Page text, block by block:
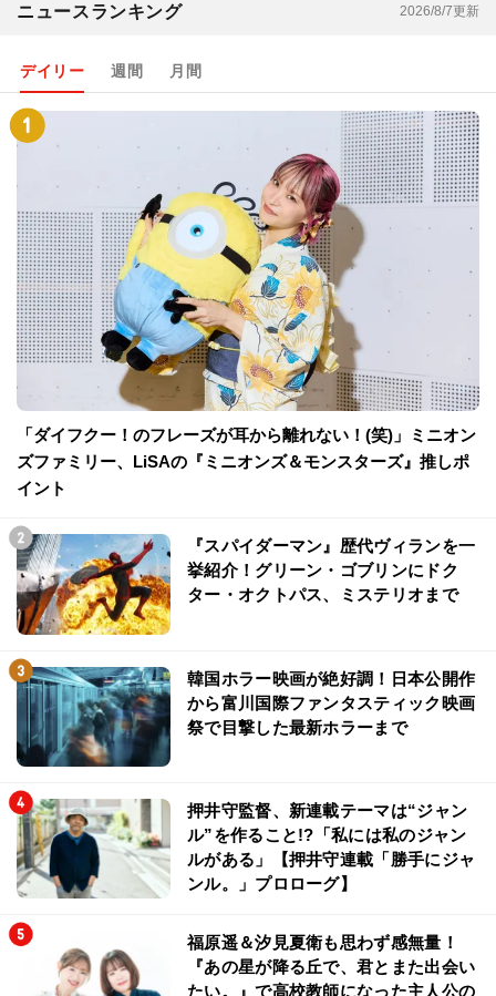
ニュースランキング 2026/8/7更新
デイリー 週間 月間
「ダイフクー！のフレーズが耳から離れない！(笑)」ミニオン
ズファミリー、LiSAの『ミニオンズ＆モンスターズ』推しポ
イント
『スパイダーマン』歴代ヴィランを一
挙紹介！グリーン・ゴブリンにドク
ター・オクトパス、ミステリオまで
韓国ホラー映画が絶好調！日本公開作
から富川国際ファンタスティック映画
祭で目撃した最新ホラーまで
押井守監督、新連載テーマは“ジャン
ル”を作ること!?「私には私のジャン
ルがある」【押井守連載「勝手にジャ
ンル。」プロローグ】
福原遥＆汐見夏衛も思わず感無量！
『あの星が降る丘で、君とまた出会い
たい。』で高校教師になった主人公の